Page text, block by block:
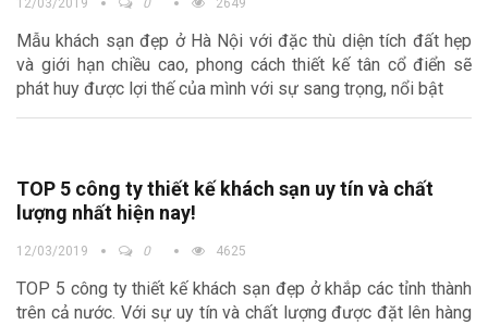
12/03/2019 0 2649
Mẫu khách sạn đẹp ở Hà Nội với đặc thù diện tích đất hẹp
và giới hạn chiều cao, phong cách thiết kế tân cổ điển sẽ
phát huy được lợi thế của mình với sự sang trọng, nổi bật
TOP 5 công ty thiết kế khách sạn uy tín và chất
lượng nhất hiện nay!
12/03/2019 0 4625
TOP 5 công ty thiết kế khách sạn đẹp ở khắp các tỉnh thành
trên cả nước. Với sự uy tín và chất lượng được đặt lên hàng